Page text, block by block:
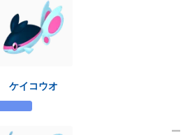
ケイコウオ